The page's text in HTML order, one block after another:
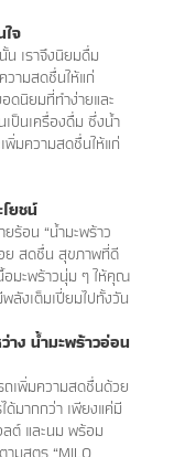
จ
น เราจึงนิยมดื่ม
วามสดชื่นให้แก่
ดนิยมที่ทำง่ายและ
ป็นเครื่องดื่ม ซึ่งน้ำ
พิ่มความสดชื่นให้แก่
ยชน์
ร้อน “น้ำมะพร้าว
ย สดชื่น สุขภาพที่ดี
อมะพร้าวนุ่ม ๆ ให้คุณ
ลังเต็มเปี่ยมไปทั้งวัน
าง น้ำมะพร้าวอ่อน
เพิ่มความสดชื่นด้วย
ด้มากกว่า เพียงแค่มี
ต์ และนม พร้อม